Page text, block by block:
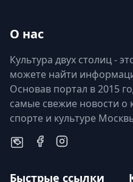
О нас
Культура двух столиц -
можете найти
Основав портал в 2015
самые свежие новости о
спорте и культуре
Быстрые ссылки